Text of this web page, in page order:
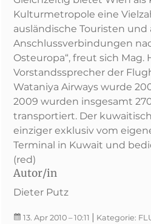
Kulturmetropole eine
ausländische Touristen und
Anschlussverbindungen
Osteuropa“, freut sich Mag.
Vorstandssprecher der
Wataniya Airways wurde
2009 wurden insgesamt
transportiert. Der
einziger exklusiv vom
Terminal in Kuwait und
(red)
Autor/in
Dieter Putz
13. Apr 2010 – 10:11 | Kategorie: